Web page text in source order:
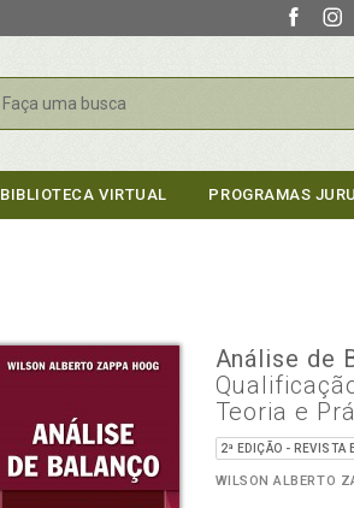
Buscar
BIBLIOTECA VIRTUAL PROGRAMAS
Análise de
Teoria e
2ª EDIÇÃO - REVISTA
WILSON ALBERTO